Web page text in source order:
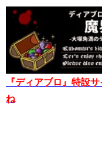
『ディアブロ』特設
ね